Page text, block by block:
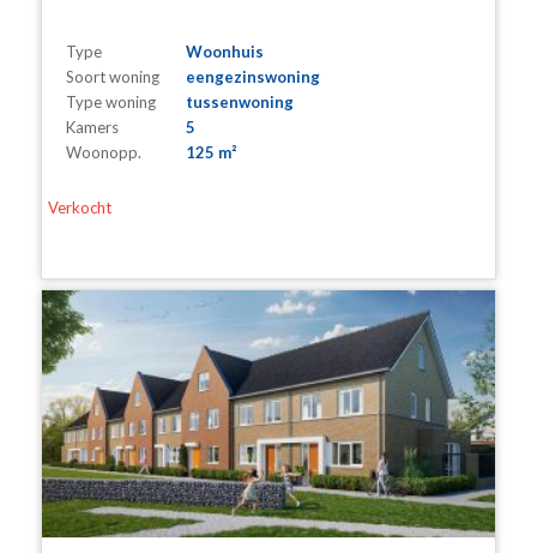
Type
Woonhuis
Soort woning
eengezinswoning
Type woning
tussenwoning
Kamers
5
Woonopp.
125 m²
Verkocht